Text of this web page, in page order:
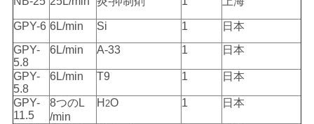
GPY-6 6L/min Si 1
日本
GPY-
5.8
6L/min A-33 1 日本
GPY-
5.8
6L/min T9 1 日本
GPY-
11.5
8つのL
/min
H 2O 1 日本